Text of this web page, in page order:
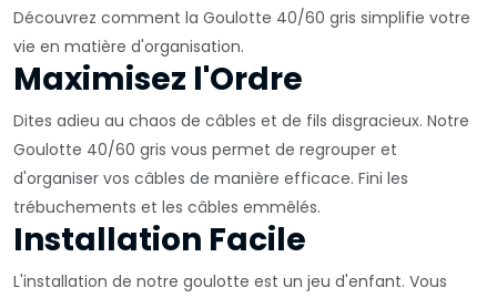
Découvrez comment la Goulotte 40/60 gris simplifie votre
vie en matière d'organisation.
Maximisez l'Ordre
Dites adieu au chaos de câbles et de fils disgracieux. Notre
Goulotte 40/60 gris vous permet de regrouper et
d'organiser vos câbles de manière efficace. Fini les
trébuchements et les câbles emmêlés.
Installation Facile
L'installation de notre goulotte est un jeu d'enfant. Vous